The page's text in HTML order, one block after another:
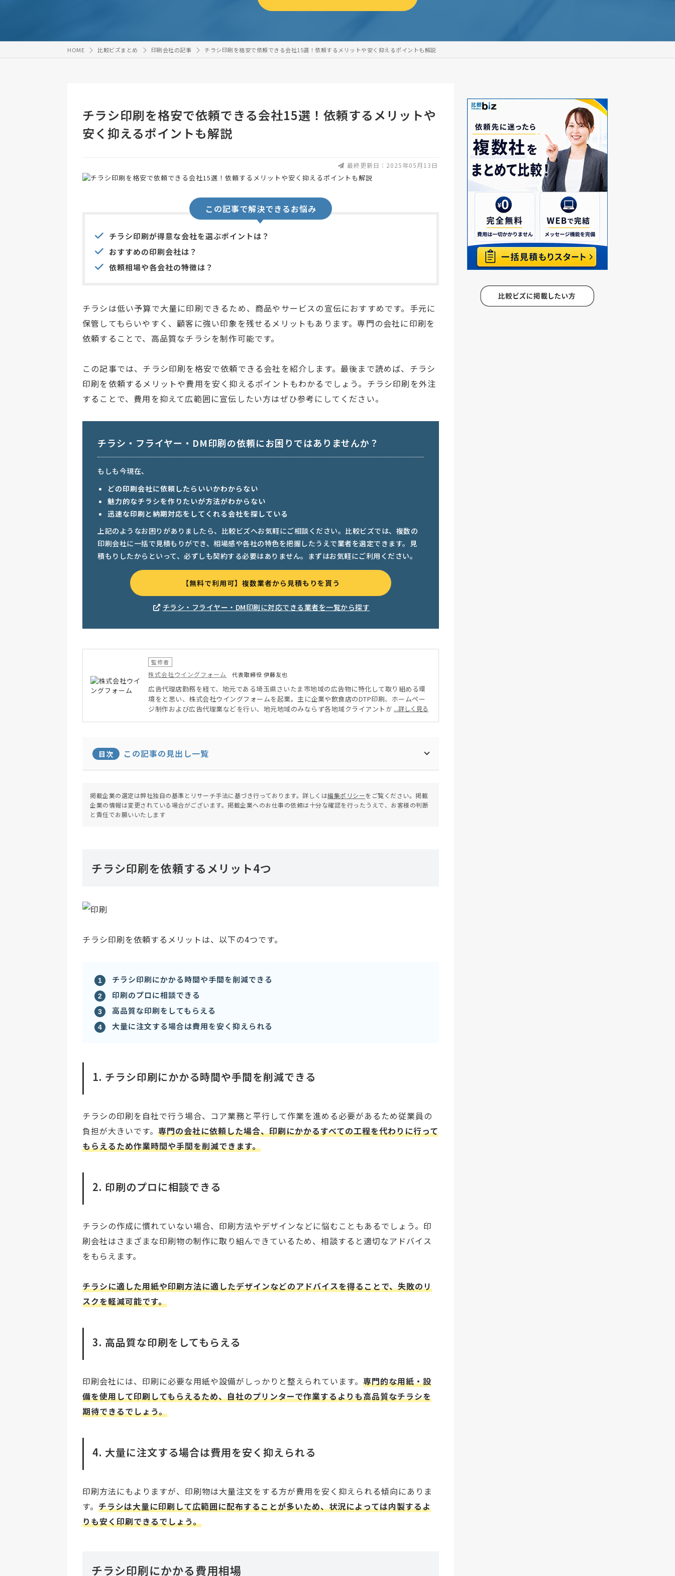
HOME 比較ビズまとめ 印刷会社の記事 チラシ印刷を格安で依頼できる会社15選！依頼するメリットや安く抑えるポイントも解説
チラシ印刷を格安で依頼できる会社15選！依頼するメリットや
安く抑えるポイントも解説
最終更新日：2025年05月13日
この記事で解決できるお悩み
チラシ印刷が得意な会社を選ぶポイントは？
おすすめの印刷会社は？
依頼相場や各会社の特徴は？
チラシは低い予算で大量に印刷できるため、商品やサービスの宣伝におすすめです。手元に
保管してもらいやすく、顧客に強い印象を残せるメリットもあります。専門の会社に印刷を
依頼することで、高品質なチラシを制作可能です。
この記事では、チラシ印刷を格安で依頼できる会社を紹介します。最後まで読めば、チラシ
印刷を依頼するメリットや費用を安く抑えるポイントもわかるでしょう。チラシ印刷を外注
することで、費用を抑えて広範囲に宣伝したい方はぜひ参考にしてください。
チラシ・フライヤー・DM印刷の依頼にお困りではありませんか？
もしも今現在、
どの印刷会社に依頼したらいいかわからない
魅力的なチラシを作りたいが方法がわからない
迅速な印刷と納期対応をしてくれる会社を探している
上記のようなお困りがありましたら、比較ビズへお気軽にご相談ください。比較ビズでは、複数の
印刷会社に一括で見積もりができ、相場感や各社の特色を把握したうえで業者を選定できます。見
積もりしたからといって、必ずしも契約する必要はありません。まずはお気軽にご利用ください。
【無料で利用可】複数業者から見積もりを貰う
チラシ・フライヤー・DM印刷に対応できる業者を一覧から探す
監修者
株式会社ウイングフォーム 代表取締役 伊藤友也
広告代理店勤務を経て、地元である埼玉県さいたま市地域の広告物に特化して取り組める環
境をと思い、株式会社ウイングフォームを起業。主に企業や飲食店のDTP印刷、ホームペー
ジ制作および広告代理業などを行い、地元地域のみならず各地域クライアントが「根差すP
...詳しく見る
目次 この記事の見出し一覧
掲載企業の選定は弊社独自の基準とリサーチ手法に基づき行っております。詳しくは編集ポリシーをご覧ください。掲載
企業の情報は変更されている場合がございます。掲載企業へのお仕事の依頼は十分な確認を行ったうえで、お客様の判断
と責任でお願いいたします
チラシ印刷を依頼するメリット4つ
チラシ印刷を依頼するメリットは、以下の4つです。
チラシ印刷にかかる時間や手間を削減できる
印刷のプロに相談できる
高品質な印刷をしてもらえる
大量に注文する場合は費用を安く抑えられる
1. チラシ印刷にかかる時間や手間を削減できる
チラシの印刷を自社で行う場合、コア業務と平行して作業を進める必要があるため従業員の
負担が大きいです。 専門の会社に依頼した場合、印刷にかかるすべての工程を代わりに行って
もらえるため作業時間や手間を削減できます。
2. 印刷のプロに相談できる
チラシの作成に慣れていない場合、印刷方法やデザインなどに悩むこともあるでしょう。印
刷会社はさまざまな印刷物の制作に取り組んできているため、相談すると適切なアドバイス
をもらえます。
チラシに適した用紙や印刷方法に適したデザインなどのアドバイスを得ることで、失敗のリ
スクを軽減可能です。
3. 高品質な印刷をしてもらえる
印刷会社には、印刷に必要な用紙や設備がしっかりと整えられています。 専門的な用紙・設
備を使用して印刷してもらえるため、自社のプリンターで作業するよりも高品質なチラシを
期待できるでしょう。
4. 大量に注文する場合は費用を安く抑えられる
印刷方法にもよりますが、印刷物は大量注文をする方が費用を安く抑えられる傾向にありま
す。 チラシは大量に印刷して広範囲に配布することが多いため、状況によっては内製するよ
りも安く印刷できるでしょう。
チラシ印刷にかかる費用相場